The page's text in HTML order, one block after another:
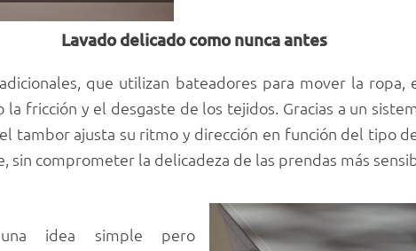
Lavado delicado como nunca antes
que utilizan bateadores para mover la ropa,
fricción y el desgaste de los tejidos. Gracias a un
tambor ajusta su ritmo y dirección en función del tipo
sin comprometer la delicadeza de las prendas más
idea simple pero